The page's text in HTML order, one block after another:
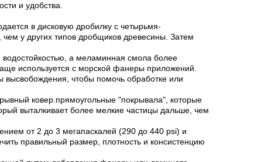
и удобства.
в дисковую дробилку с четырьмя-
у других типов дробщиков древесины. Затем
а меламинная смола более
используется с морской фанеры приложений.
высвобождения, чтобы помочь обработке или
ковер.прямоугольные "покрывала", которые
выталкивает более мелкие частицы дальше, чем
от 2 до 3 мегапаскалей (290 до 440 psi) и
правильный размер, плотность и консистенцию